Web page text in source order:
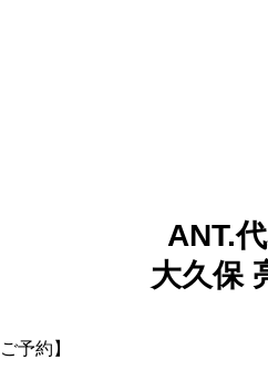
ANT.
大久保
予約】